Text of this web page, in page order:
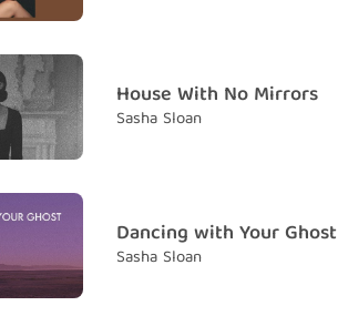
does anybody
I feel?
như tôi chăng?
being real
dối lòng mà thôi
me or is anybody
phải chăng có mình tôi, hay còn có ai khác
same ***?
với tôi không?
House With No Mirrors
Sasha Sloan
Dancing with Your Ghost
Sasha Sloan